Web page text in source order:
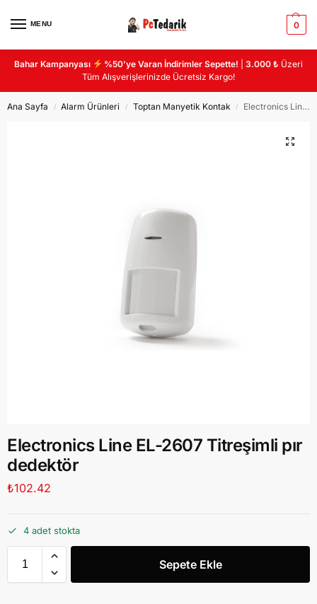
MENU 0
Bahar Kampanyası %50’ye Varan İndirimler Sepette! |3.000 ₺ Üzeri
Tüm Alışverişlerinizde Ücretsiz Kargo!
Ana Sayfa / Alarm Ürünleri / Toptan Manyetik Kontak / Electronics Line EL-2607 Titreşimli pır dedektör
Electronics Line EL-2607 Titreşimli pır
dedektör
₺102.42
4 adet stokta
Sepete Ekle